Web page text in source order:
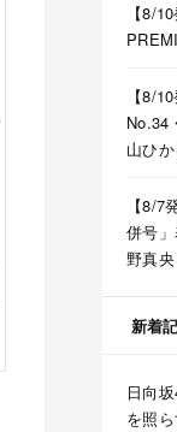
【8/
【8/
No.34
山ひ
【8/
併号
野真
新着
日向
を照